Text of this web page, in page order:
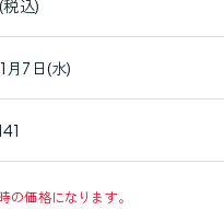
込)
7日(水)
の価格になります。